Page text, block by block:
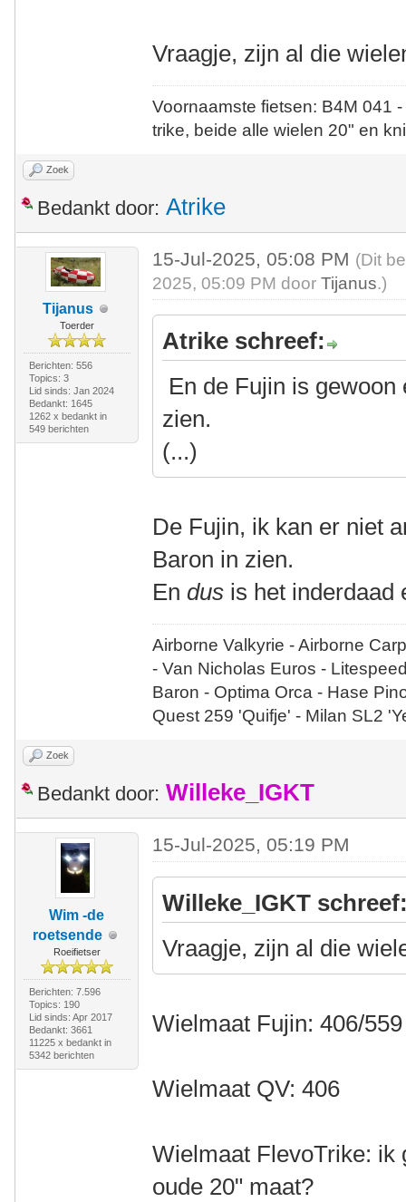
Vraagje, zijn al die
Voornaamste fietsen: B4M
trike, beide alle wielen 20" en
Zoek
Bedankt door: Atrike
Tijanus
Toerder
Berichten: 556
Topics: 3
Lid sinds: Jan 2024
Bedankt: 1645
1262 x bedankt in
549 berichten
15-Jul-2025, 05:08 PM (Dit
2025, 05:09 PM doorTijanus.)
Atrike schreef:
En de Fujin is
zien.
(...)
De Fujin, ik kan er niet
Baron in zien.
En dus is het inderdaad
Airborne Valkyrie - Airborne
- Van Nicholas Euros -
Baron - Optima Orca - Hase
Quest 259 'Quifje' - Milan SL2
Zoek
Bedankt door: Willeke_IGKT
Wim -de
roetsende
Roeifietser
Berichten: 7.596
Topics: 190
Lid sinds: Apr 2017
Bedankt: 3661
11225 x bedankt in
5342 berichten
15-Jul-2025, 05:19 PM
Willeke_IGKT
Vraagje, zijn al die
Wielmaat Fujin: 406/559
Wielmaat QV: 406
Wielmaat FlevoTrike: ik
oude 20" maat?